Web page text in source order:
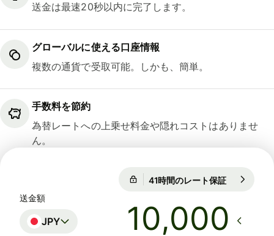
送金は最速20秒以内に完了します。
グローバルに使える口座情報
複数の通貨で受取可能。しかも、簡単。
手数料を節約
為替レートへの上乗せ料金や隠れコストはありませ
ん。
41時間のレート保証
送金額
JPY